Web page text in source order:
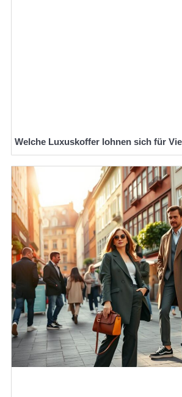
Welche Luxuskoffer lohnen sich für